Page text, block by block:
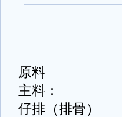
原料
主料：
仔排（排骨）